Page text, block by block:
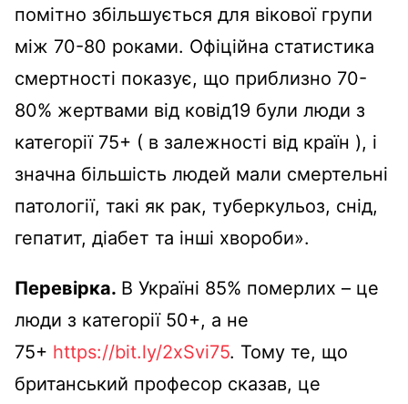
помітно збільшується для вікової групи
між 70-80 роками. Офіційна статистика
смертності показує, що приблизно 70-
80% жертвами від ковід19 були люди з
категорії 75+ ( в залежності від країн ), і
значна більшість людей мали смертельні
патології, такі як рак, туберкульоз, снід,
гепатит, діабет та інші хвороби».
Перевірка. В Україні 85% померлих – це
люди з категорії 50+, а не
75+ https://bit.ly/2xSvi75. Тому те, що
британський професор сказав, це